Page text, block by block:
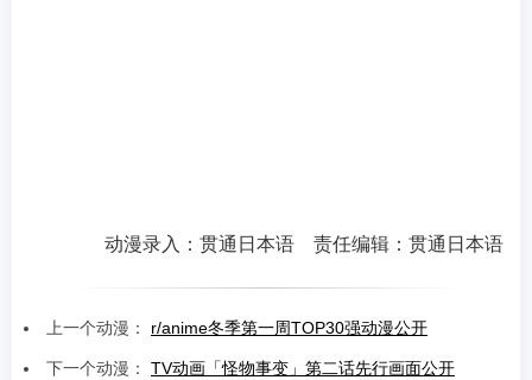
动漫录入：贯通日本语 责任编辑：贯通日本语
上一个动漫： r/anime冬季第一周TOP30强动漫公开
下一个动漫： TV动画「怪物事变」第二话先行画面公开